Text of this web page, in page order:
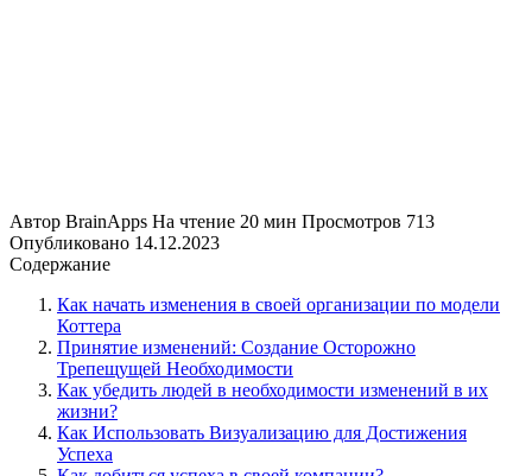
Автор BrainApps На чтение 20 мин Просмотров 713
Опубликовано 14.12.2023
Содержание
Как начать изменения в своей организации по модели
Коттера
Принятие изменений: Создание Осторожно
Трепещущей Необходимости
Как убедить людей в необходимости изменений в их
жизни?
Как Использовать Визуализацию для Достижения
Успеха